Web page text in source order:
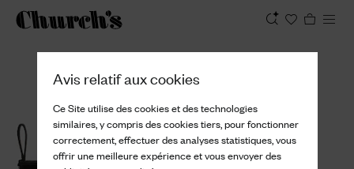
Avis relatif aux cookies
Ce Site utilise des cookies et des technologies
similaires, y compris des cookies tiers, pour fonctionner
correctement, effectuer des analyses statistiques, vous
offrir une meilleure expérience et vous envoyer des
Afficher